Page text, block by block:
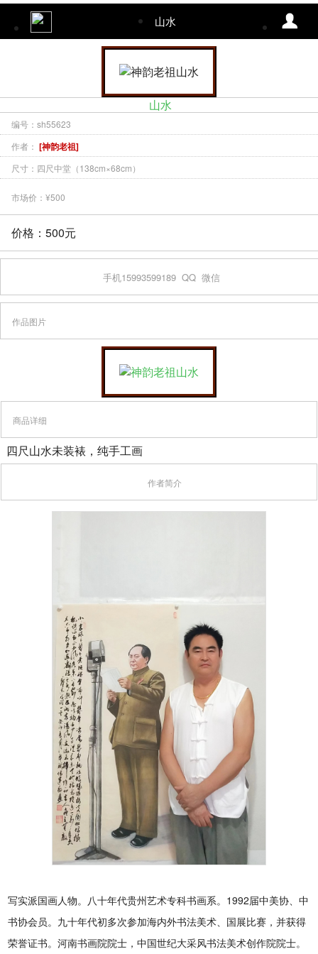
山水
山水
编号：sh55623
作者： [神韵老祖]
尺寸：四尺中堂（138cm×68cm）
市场价：¥500
价格：500元
手机15993599189 QQ 微信
作品图片
商品详细
四尺山水未装裱，纯手工画
作者简介
写实派国画人物。八十年代贵州艺术专科书画系。1992届中美协、中
书协会员。九十年代初多次参加海内外书法美术、国展比赛，并获得
荣誉证书。河南书画院院士，中国世纪大采风书法美术创作院院士。